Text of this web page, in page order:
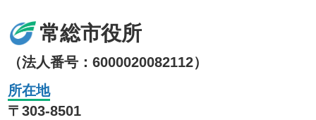
常総市役所
（法人番号：6000020082112）
所在地
〒303-8501